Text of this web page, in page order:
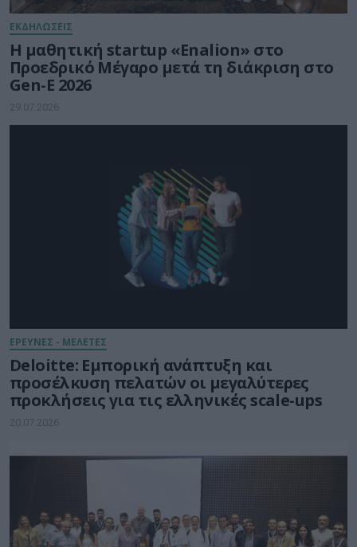
ΕΚΔΗΛΩΣΕΙΣ
Η μαθητική startup «Enalion» στο
Προεδρικό Μέγαρο μετά τη διάκριση στο
Gen-E 2026
29.07.2026
ΕΡΕΥΝΕΣ - ΜΕΛΕΤΕΣ
Deloitte: Εμπορική ανάπτυξη και
προσέλκυση πελατών οι μεγαλύτερες
προκλήσεις για τις ελληνικές scale-ups
20.07.2026